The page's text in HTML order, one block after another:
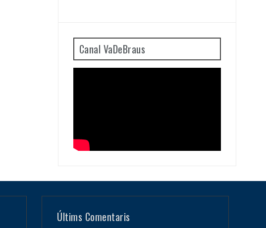
Canal VaDeBraus
Últims Comentaris